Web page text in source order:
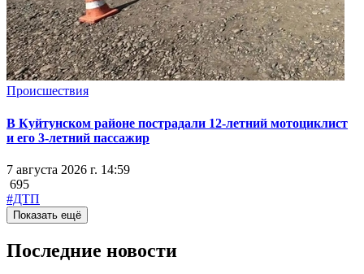
Происшествия
В Куйтунском районе пострадали 12-летний мотоциклист
и его 3-летний пассажир
7 августа 2026 г. 14:59
695
#ДТП
Показать ещё
Последние новости